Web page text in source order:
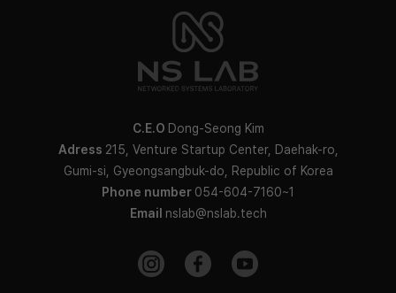
C.E.O Dong-Seong Kim
Adress 215, Venture Startup Center, Daehak-ro,
Gumi-si, Gyeongsangbuk-do, Republic of Korea
Phone number 054-604-7160~1
Email nslab@nslab.tech